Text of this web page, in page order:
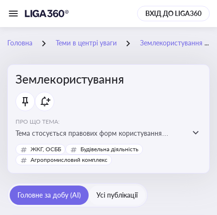
ВХІД ДО LIGA360
Головна Теми в центрі уваги Землекористування
Землекористування
ПРО ЩО ТЕМА:
Тема стосується правових форм користування
землею, зокрема умов доступу, володіння та
користування земельними ділянками різних форм
ЖКГ, ОСББ
Будівельна діяльність
Агропромисловий комплекс
Головне за добу (AI) Усі публікації